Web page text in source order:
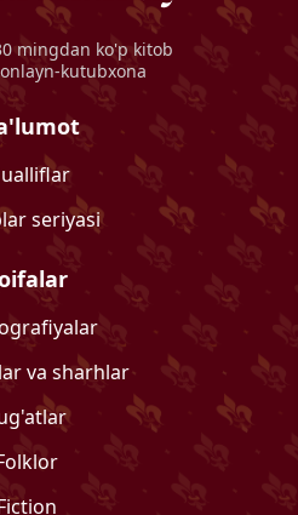
mingdan ko'p kitob
kutubxona
seriyasi
va sharhlar